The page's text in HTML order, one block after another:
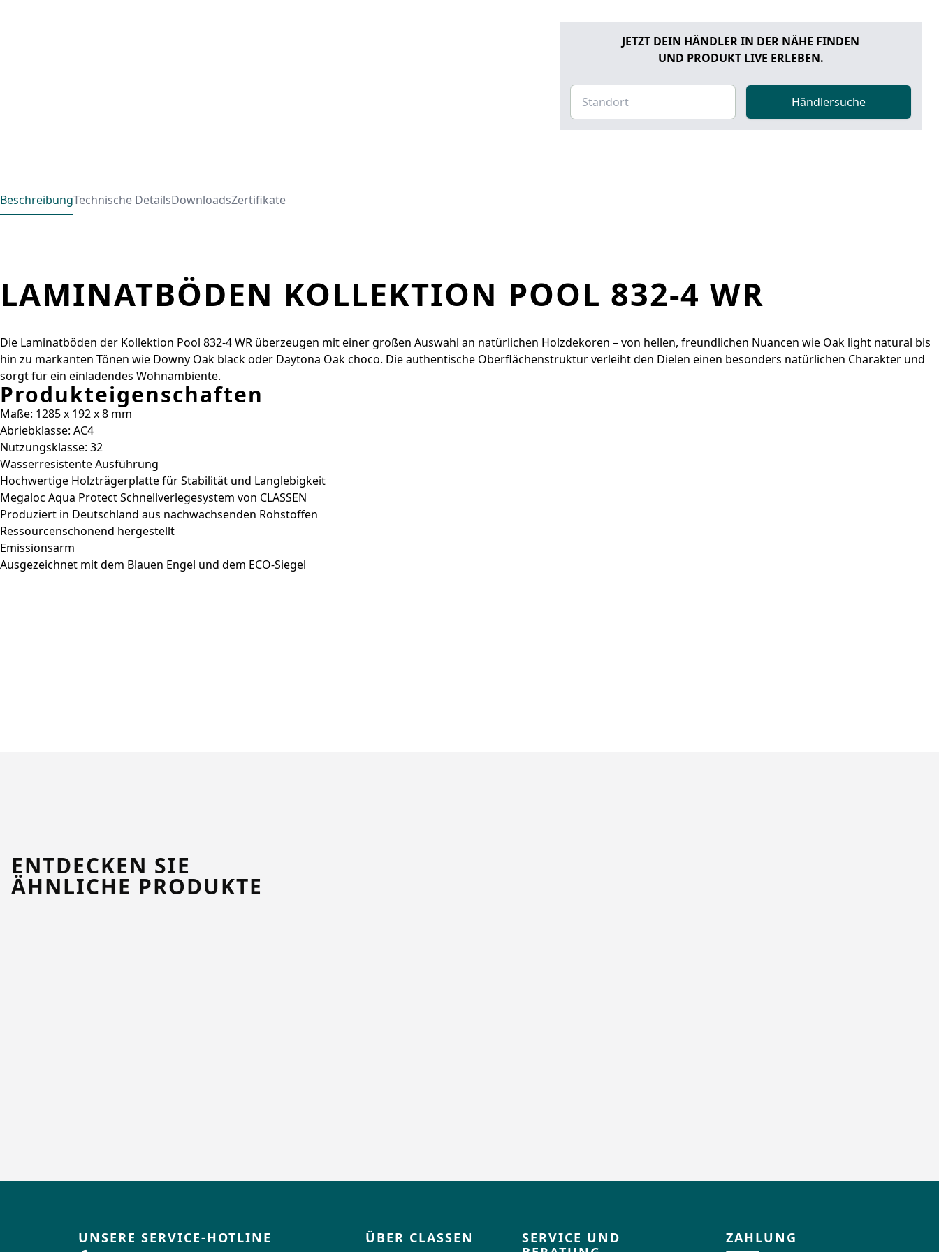
JETZT DEIN HÄNDLER IN DER NÄHE FINDEN
UND PRODUKT LIVE ERLEBEN.
Händlersuche
BeschreibungTechnische DetailsDownloadsZertifikate
LAMINATBÖDEN KOLLEKTION POOL 832-4 WR
Die Laminatböden der Kollektion Pool 832-4 WR überzeugen mit einer großen Auswahl an natürlichen Holzdekoren – von hellen, freundlichen Nuancen wie Oak light natural bis
hin zu markanten Tönen wie Downy Oak black oder Daytona Oak choco. Die authentische Oberflächenstruktur verleiht den Dielen einen besonders natürlichen Charakter und
sorgt für ein einladendes Wohnambiente.
Produkteigenschaften
Maße: 1285 x 192 x 8 mm
Abriebklasse: AC4
Nutzungsklasse: 32
Wasserresistente Ausführung
Hochwertige Holzträgerplatte für Stabilität und Langlebigkeit
Megaloc Aqua Protect Schnellverlegesystem von CLASSEN
Produziert in Deutschland aus nachwachsenden Rohstoffen
Ressourcenschonend hergestellt
Emissionsarm
Ausgezeichnet mit dem Blauen Engel und dem ECO-Siegel
ENTDECKEN SIE
ÄHNLICHE PRODUKTE
UNSERE SERVICE-HOTLINE ÜBER CLASSEN
SERVICE UND
ZAHLUNG